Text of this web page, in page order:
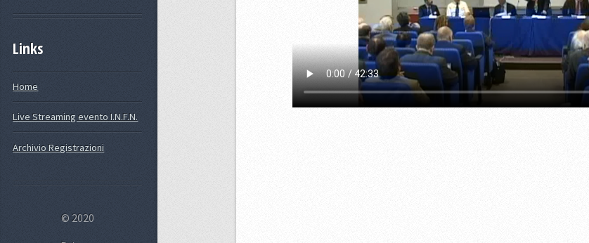
Links
Home
Live Streaming evento I.N.F.N.
Archivio Registrazioni
© 2020